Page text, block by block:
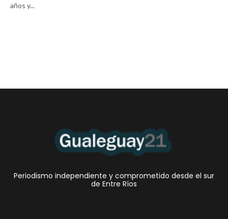
años y...
Periodismo independiente y comprometido desde el sur
de Entre Ríos